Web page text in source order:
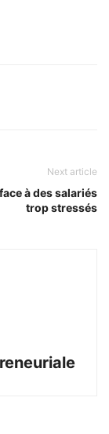
Next article
à des salariés
trop stressés